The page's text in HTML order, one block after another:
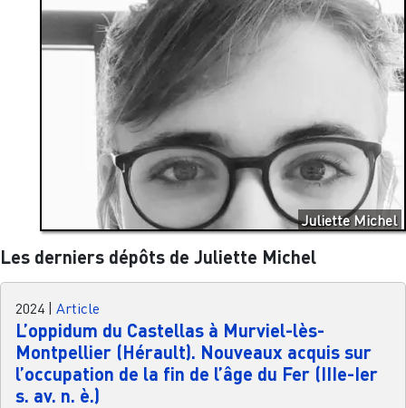
Juliette Michel
Les derniers dépôts de Juliette Michel
2024 Article
L’oppidum du Castellas à Murviel-lès-
Montpellier (Hérault). Nouveaux acquis sur
l’occupation de la fin de l’âge du Fer (IIIe-Ier
s. av. n. è.)